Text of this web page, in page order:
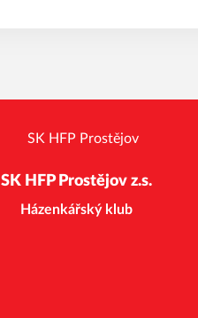
SK HFP Prostějov z.s.
Házenkářský klub